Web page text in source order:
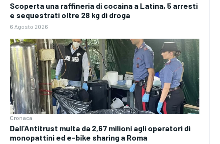
Scoperta una raffineria di cocaina a Latina, 5 arresti
e sequestrati oltre 28 kg di droga
6 Agosto 2026
Cronaca
Dall’Antitrust multa da 2,67 milioni agli operatori di
monopattini ed e-bike sharing a Roma